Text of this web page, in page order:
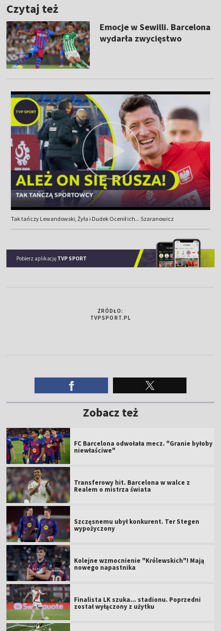
Czytaj też
Emocje w Sewilli. Barcelona
wydarła zwycięstwo
Tak tańczy Lewandowski, Żyła i Dudek Ocenił ich... Szaranowicz
Pobierz aplikację TVP SPORT
ŹRÓDŁO:
TVPSPORT.PL
Zobacz też
FC Barcelona odwołała mecz. "Granie byłoby
niewłaściwe"
Transferowy hit. Barcelona w walce z
Realem o mistrza świata
Szczęsnemu ubył konkurent. Ter Stegen
wypożyczony
Kolejne wzmocnienie "Królewskich"! Mają
nowego napastnika
Finalista LK szuka... stadionu. Poprzedni
został wyłączony z użytku